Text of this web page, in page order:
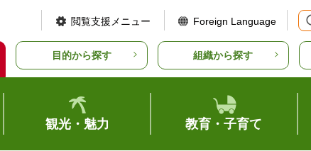
閲覧支援メニュー Foreign Language
目的から探す 組織から探す
観光・魅力 教育・子育て